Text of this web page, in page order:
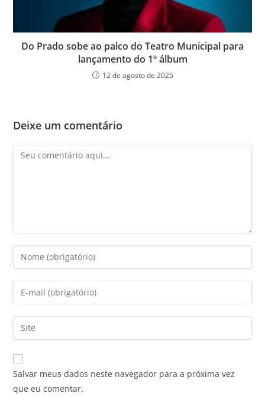
Do Prado sobe ao palco do Teatro Municipal para
lançamento do 1º álbum
12 de agosto de 2025
Deixe um comentário
Comentário
Digite
seu
nome
ou
de
usuário
para
comentar
Digite
seu
endereço
de
mail
para
comentar
Digite
o
URL
do
site
Salvar meus dados neste navegador para a próxima vez
que eu comentar.